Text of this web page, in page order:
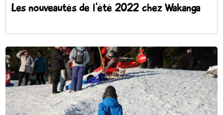
Les nouveautés de l'été 2022 chez Wakanga